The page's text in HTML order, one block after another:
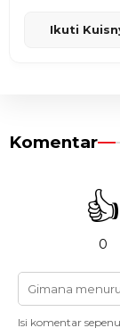
Ikuti
Komentar
👍
0
Isi komentar